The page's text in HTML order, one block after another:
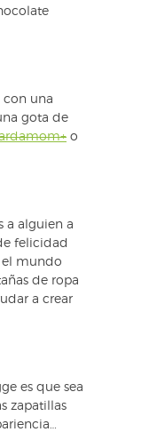
con una
gota de
o
a alguien a
felicidad
el mundo
de ropa
a crear
es que sea
zapatillas